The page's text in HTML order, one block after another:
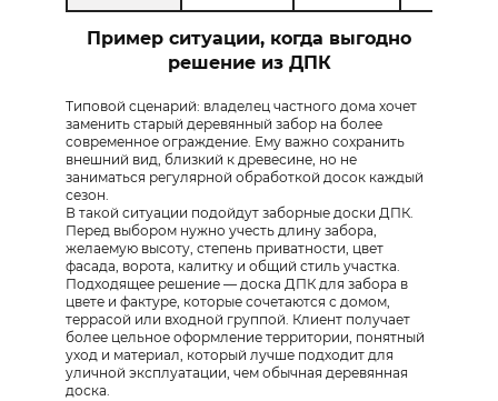
Пример ситуации, когда выгодно
решение из ДПК
Типовой сценарий: владелец частного дома хочет
заменить старый деревянный забор на более
современное ограждение. Ему важно сохранить
внешний вид, близкий к древесине, но не
заниматься регулярной обработкой досок каждый
сезон.
В такой ситуации подойдут заборные доски ДПК.
Перед выбором нужно учесть длину забора,
желаемую высоту, степень приватности, цвет
фасада, ворота, калитку и общий стиль участка.
Подходящее решение — доска ДПК для забора в
цвете и фактуре, которые сочетаются с домом,
террасой или входной группой. Клиент получает
более цельное оформление территории, понятный
уход и материал, который лучше подходит для
уличной эксплуатации, чем обычная деревянная
доска.